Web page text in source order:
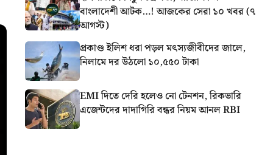
বাংলাদেশী আটক…! আজকের সেরা ১০ খবর (৭
আগস্ট)
প্রকাণ্ড ইলিশ ধরা পড়ল মৎস্যজীবীদের জালে,
নিলামে দর উঠলো ১০,৫৫০ টাকা
EMI দিতে দেরি হলেও নো টেনশন, রিকভারি
এজেন্টদের দাদাগিরি বন্ধর নিয়ম আনল RBI